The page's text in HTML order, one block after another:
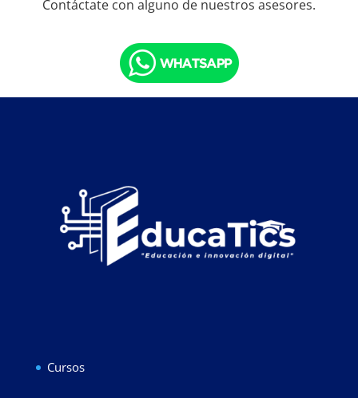
Contáctate con alguno de nuestros asesores.
Cursos